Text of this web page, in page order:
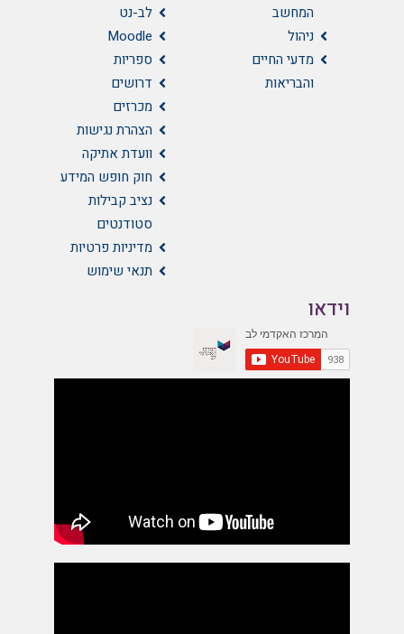
המחשב
ניהול
מדעי החיים
והבריאות
לב-נט
Moodle
ספריות
דרושים
מכרזים
הצהרת נגישות
וועדת אתיקה
חוק חופש המידע
נציב קבילות
סטודנטים
מדיניות פרטיות
תנאי שימוש
וידאו